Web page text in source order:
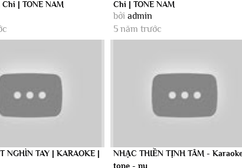
| TONE NAM
Chi | TONE NAM
bởiadmin
5 năm trước
NGHÌN TAY | KARAOKE |
NHẠC THIỀN TỊNH TÂM -
tone - nu